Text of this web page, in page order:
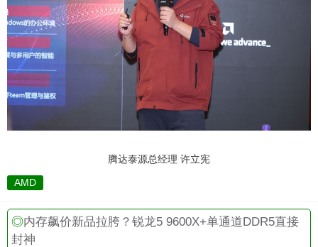
腾达泰源总经理 许立宪
AMD
◎内存飙价新品拉胯？锐龙5 9600X+单通道DDR5直接
封神